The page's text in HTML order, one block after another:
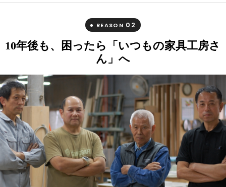
REASON 02
10年後も、困ったら「いつもの家具工房さ
ん」へ